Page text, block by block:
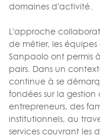
domaines d'activité.
L'approche
de métier, les équipes
Sanpaolo ont permis
pairs. Dans un
continue à se
fondées sur la
entrepreneurs, des
institutionnels, au
services couvrant les